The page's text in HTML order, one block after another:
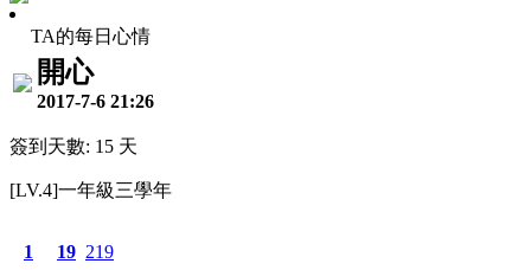
TA的每日心情
開心
2017-7-6 21:26
簽到天數: 15 天
[LV.4]一年級三學年
1 19 219